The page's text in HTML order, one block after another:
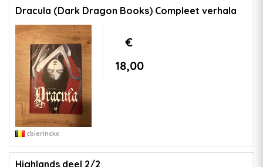
Dracula (Dark Dragon Books) Compleet verhala
€
18,00
cbierinckx
Highlands deel 2/2